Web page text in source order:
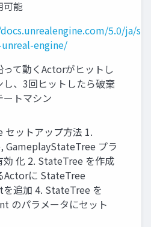
可能
5.0/ja/
engine/
て動くActorがヒットし
し、3回ヒットしたら破棄
ートマシン
セットアップ方法 1.
GameplayStateTree プラ
効 化 2. StateTree を作成
Actorに StateTree
追加 4. StateTree を
のパラメータにセット